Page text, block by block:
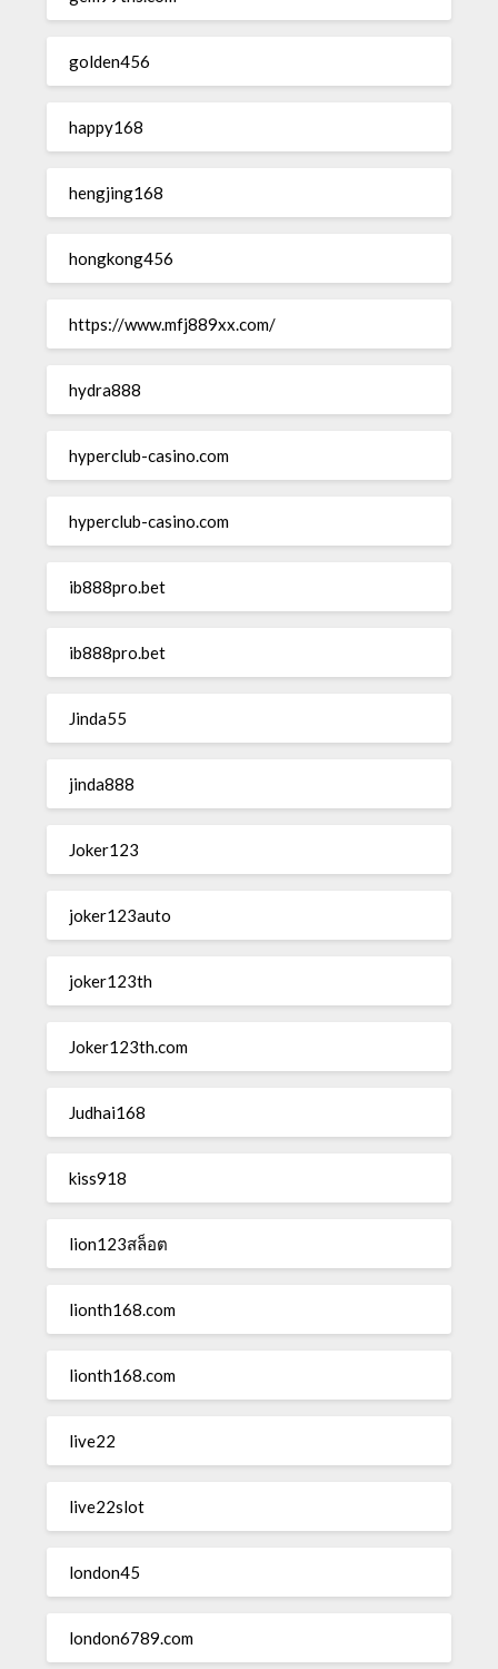
golden456
happy168
hengjing168
hongkong456
https://www.mfj889xx.com/
hydra888
hyperclub-casino.com
hyperclub-casino.com
ib888pro.bet
ib888pro.bet
Jinda55
jinda888
Joker123
joker123auto
joker123th
Joker123th.com
Judhai168
kiss918
lion123สล็อต
lionth168.com
lionth168.com
live22
live22slot
london45
london6789.com